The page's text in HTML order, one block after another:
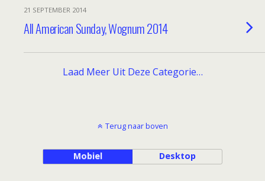
21 SEPTEMBER 2014
All American Sunday, Wognum 2014
Laad Meer Uit Deze Categorie…
Terug naar boven
Mobiel Desktop